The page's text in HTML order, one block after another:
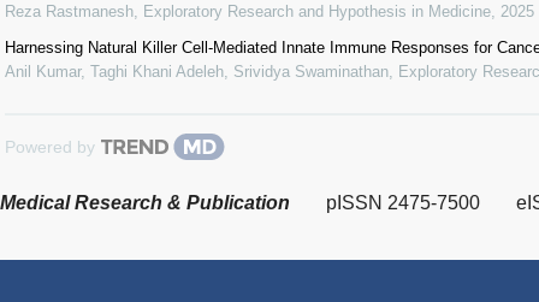
Reza Rastmanesh Exploratory Research and Hypothesis in Medicine 2025
Harnessing Natural Killer Cell-Mediated Innate Immune Responses for
Anil Kumar, Taghi Khani Adeleh, Srividya Swaminathan Exploratory
Powered by
Medical Research & Publication pISSN 2475-7500